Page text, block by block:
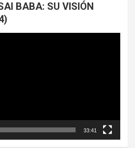
BABA: SU VISIÓN
33:41